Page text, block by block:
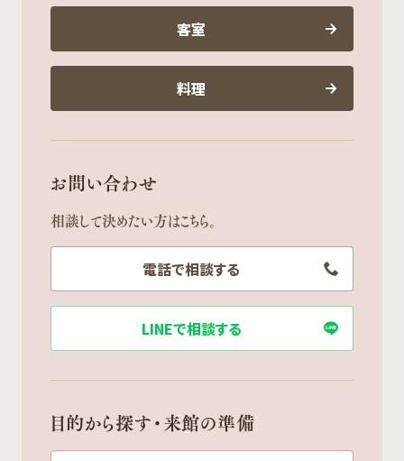
客室
料理
お問い合わせ
相談して決めたい方はこちら。
電話で相談する
LINEで相談する
目的から探す・来館の準備